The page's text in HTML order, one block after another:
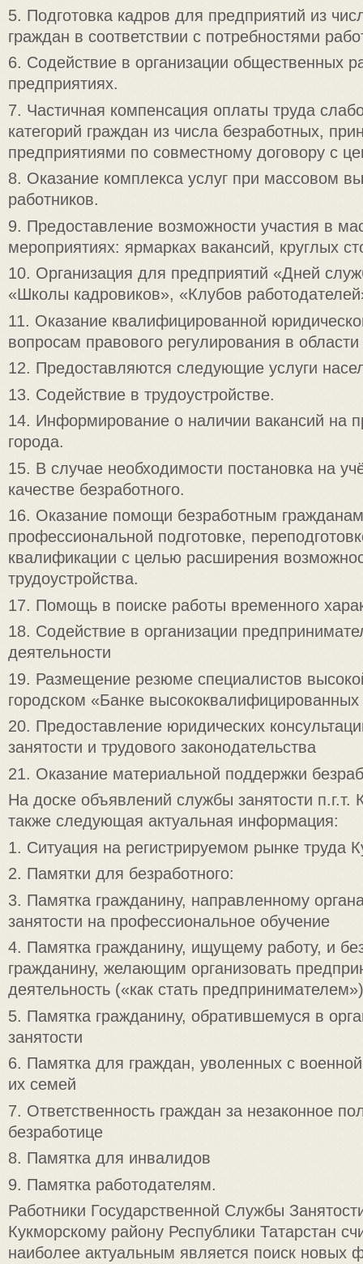
5. Подготовка кадров для предприятий из
граждан в соответствии с потребностями
6. Содействие в организации общественных
предприятиях.
7. Частичная компенсация оплаты труда
категорий граждан из числа безработных,
предприятиями по совместному договору с
8. Оказание комплекса услуг при массовом
работников.
9. Предоставление возможности участия в
мероприятиях: ярмарках вакансий, круглых
10. Организация для предприятий «Дней
«Школы кадровиков», «Клубов
11. Оказание квалифицированной
вопросам правового регулирования в области
12. Предоставляются следующие услуги
13. Содействие в трудоустройстве.
14. Информирование о наличии вакансий на
города.
15. В случае необходимости постановка на
качестве безработного.
16. Оказание помощи безработным
профессиональной подготовке,
квалификации с целью расширения
трудоустройства.
17. Помощь в поиске работы временного
18. Содействие в организации
деятельности
19. Размещение резюме специалистов
городском «Банке высококвалифицированных
20. Предоставление юридических
занятости и трудового законодательства
21. Оказание материальной поддержки
На доске объявлений службы занятости
также следующая актуальная информация:
1. Ситуация на регистрируемом рынке труда
2. Памятки для безработного:
3. Памятка гражданину, направленному
занятости на профессиональное обучение
4. Памятка гражданину, ищущему работу, и
гражданину, желающим организовать
деятельность («как стать предпринимателем»)
5. Памятка гражданину, обратившемуся в
занятости
6. Памятка для граждан, уволенных с
их семей
7. Ответственность граждан за незаконное
безработице
8. Памятка для инвалидов
9. Памятка работодателям.
Работники Государственной Службы
Кукморскому району Республики Татарстан
наиболее актуальным является поиск новых